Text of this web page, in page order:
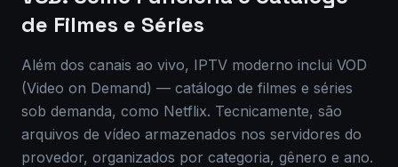
de Filmes e Séries
Além dos canais ao vivo, IPTV moderno inclui VOD
(Video on Demand) — catálogo de filmes e séries
sob demanda, como Netflix. Tecnicamente, são
arquivos de vídeo armazenados nos servidores do
provedor, organizados por categoria, gênero e ano.